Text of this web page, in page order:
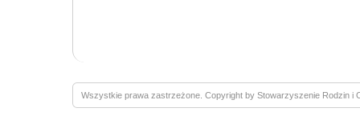
Wszystkie prawa zastrzeżone. Copyright by Stowarzyszenie Rodzin i